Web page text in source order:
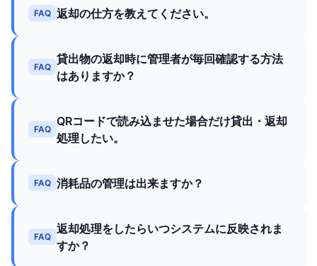
FAQ 返却の仕方を教えてください。
FAQ
貸出物の返却時に管理者が毎回確認する方法
はありますか？
FAQ
QRコードで読み込ませた場合だけ貸出・返却
処理したい。
FAQ 消耗品の管理は出来ますか？
FAQ
返却処理をしたらいつシステムに反映されま
すか？